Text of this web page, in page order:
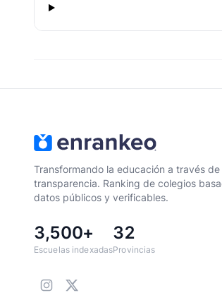
Transformando la educación a través de
transparencia. Ranking de colegios
datos públicos y verificables.
3,500+
Escuelas indexadas
32
Provincias